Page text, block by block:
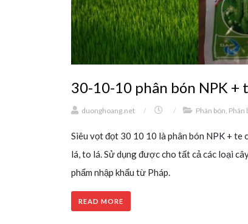
30-10-10 phân bón NPK +
duonghoang.net / / Phân bón Phân
Siêu vọt đọt 30 10 10 là phân bón NPK + te
lá, to lá. Sử dụng được cho tất cả các loại
phẩm nhập khẩu từ Pháp.
READ MORE